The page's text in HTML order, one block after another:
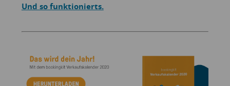
Und so funktionierts.